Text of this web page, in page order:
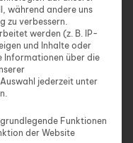
die bereit
man immer zu
die nicht
Augustinus Aurelius
Ort zu Hause zu
während andere uns
zu verbessern.
werden (z. B. IP-
und Inhalte oder
Informationen über die
jederzeit unter
für die eine
Funktionen
der Website